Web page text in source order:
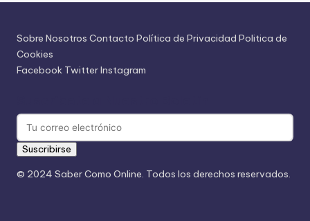
Sobre Nosotros Contacto Política de Privacidad Politica de
Cookies
Facebook TwitterInstagram
Suscribirse
© 2024 Saber Como Online. Todos los derechos reservados.